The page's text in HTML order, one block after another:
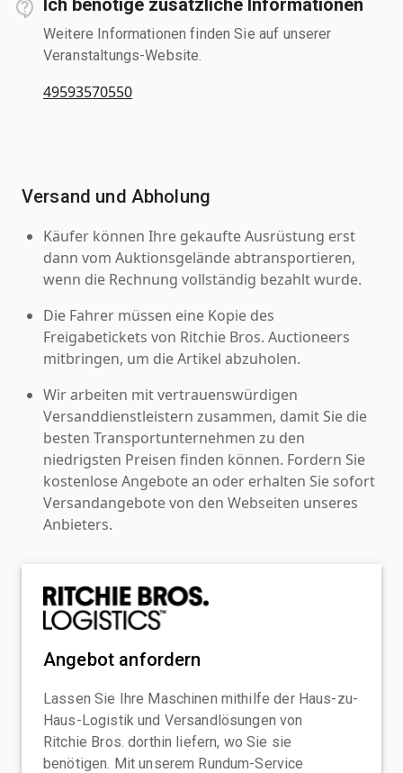
Weitere Informationen finden Sie auf unserer
Veranstaltungs-Website.
49593570550
Versand und Abholung
Käufer können Ihre gekaufte Ausrüstung erst
dann vom Auktionsgelände abtransportieren,
wenn die Rechnung vollständig bezahlt wurde.
Die Fahrer müssen eine Kopie des
Freigabetickets von Ritchie Bros. Auctioneers
mitbringen, um die Artikel abzuholen.
Wir arbeiten mit vertrauenswürdigen
Versanddienstleistern zusammen, damit Sie die
besten Transportunternehmen zu den
niedrigsten Preisen finden können. Fordern Sie
kostenlose Angebote an oder erhalten Sie sofort
Versandangebote von den Webseiten unseres
Anbieters.
Angebot anfordern
Lassen Sie Ihre Maschinen mithilfe der Haus-zu-
Haus-Logistik und Versandlösungen von
Ritchie Bros. dorthin liefern, wo Sie sie
benötigen. Mit unserem Rundum-Service